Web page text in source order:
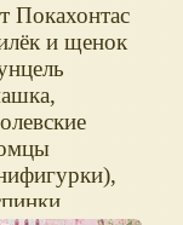
Покахонтас
и щенок